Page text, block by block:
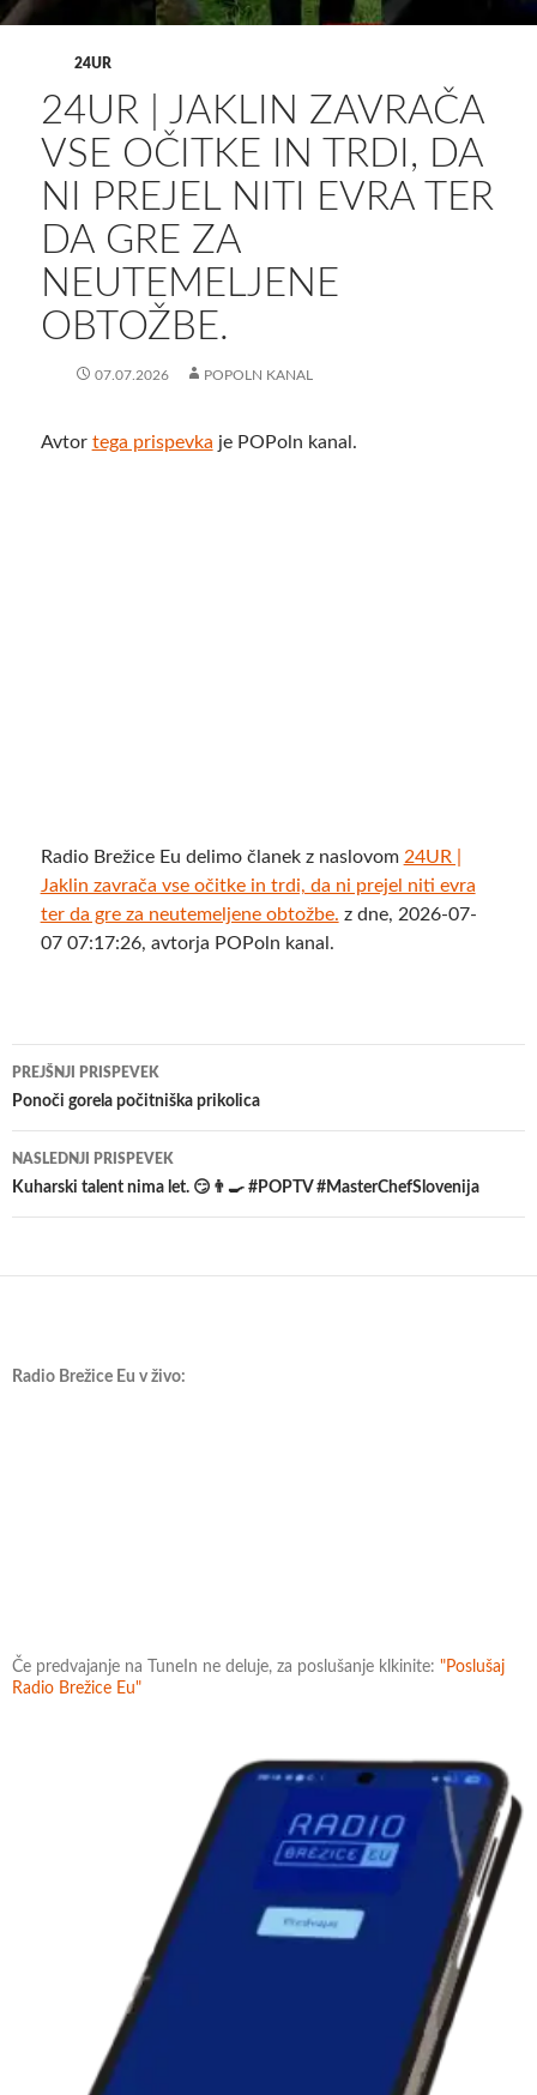
24UR
24UR | JAKLIN ZAVRAČA
VSE OČITKE IN TRDI, DA
NI PREJEL NITI EVRA TER
DA GRE ZA
NEUTEMELJENE
OBTOŽBE.
07.07.2026 POPOLN KANAL
Avtor tega prispevka je POPoln kanal.
Radio Brežice Eu delimo članek z naslovom 24UR |
Jaklin zavrača vse očitke in trdi, da ni prejel niti evra
ter da gre za neutemeljene obtožbe. z dne, 2026-07-
07 07:17:26, avtorja POPoln kanal.
Krmarjenje
po
prispevkih
PREJŠNJI PRISPEVEK
Ponoči gorela počitniška prikolica
NASLEDNJI PRISPEVEK
Kuharski talent nima let. 😏👨‍🍳 #POPTV #MasterChefSlovenija
Radio Brežice Eu v živo:
Če predvajanje na TuneIn ne deluje, za poslušanje klkinite: "Poslušaj
Radio Brežice Eu"